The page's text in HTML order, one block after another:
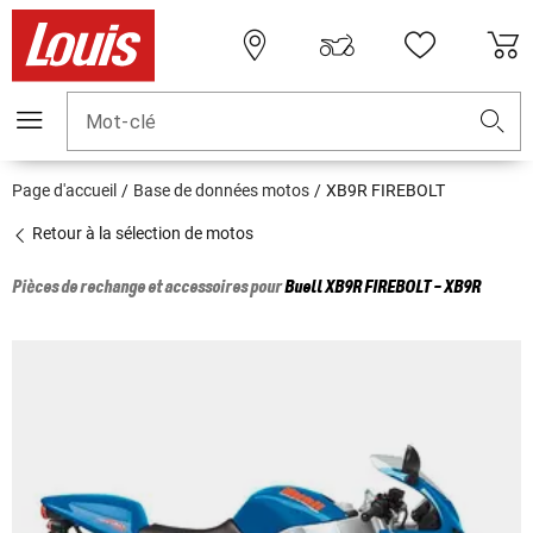
Mot-clé
Page d'accueil Base de données motos XB9R FIREBOLT
Retour à la sélection de motos
Pièces de rechange et accessoires pourBuellXB9R FIREBOLT - XB9R